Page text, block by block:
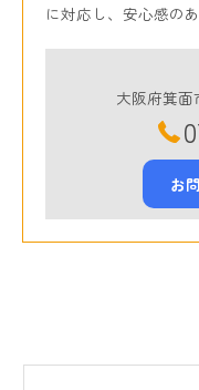
に対応し、安心感の
大阪府箕
お